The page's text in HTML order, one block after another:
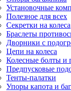
Установочные
Полезное для всех
Секретки на колеса
Браслеты
Дворники с
Цепи на колеса
Колесные болты и
Предпусковые
Тенты-палатки
Упоры капота и